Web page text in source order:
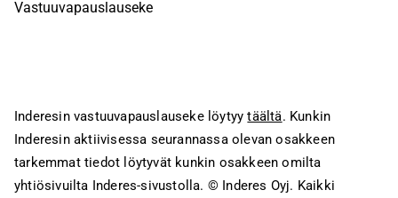
Vastuuvapauslauseke
Inderesin vastuuvapauslauseke löytyytäältä. Kunkin
Inderesin aktiivisessa seurannassa olevan osakkeen
tarkemmat tiedot löytyvät kunkin osakkeen omilta
yhtiösivuilta Inderes-sivustolla. © Inderes Oyj. Kaikki